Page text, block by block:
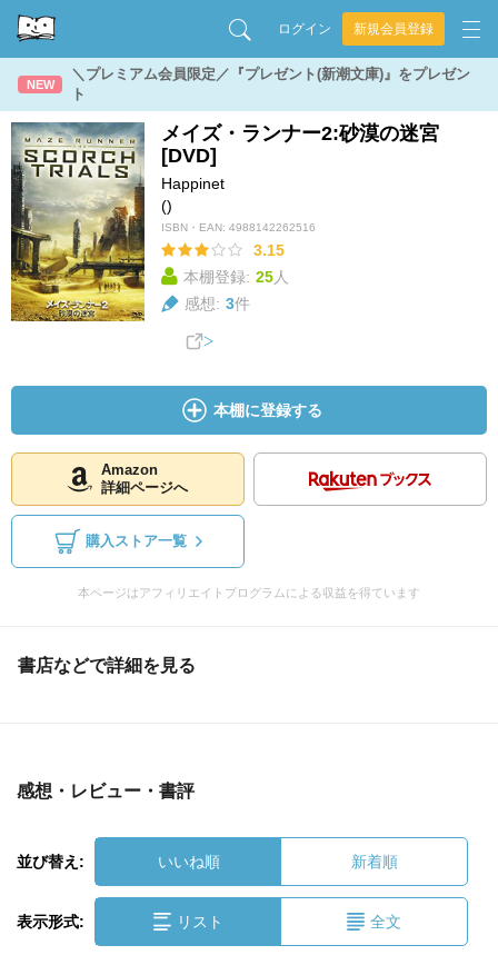
ログイン 新規会員登録
NEW
＼プレミアム会員限定／『プレゼント(新潮文庫)』をプレゼン
ト
メイズ・ランナー2:砂漠の迷宮
[DVD]
Happinet
()
ISBN・EAN: 4988142262516
3.15
本棚登録: 25人
感想: 3件
本棚に登録する
Amazon
詳細ページへ
購入ストア一覧
本ページはアフィリエイトプログラムによる収益を得ています
書店などで詳細を見る
感想・レビュー・書評
並び替え: いいね順 新着順
表示形式: リスト 全文